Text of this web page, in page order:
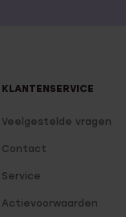
KLANTENSERVICE
Veelgestelde vragen
Contact
Service
Actievoorwaarden